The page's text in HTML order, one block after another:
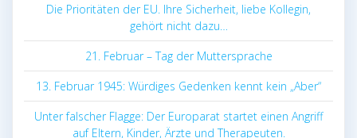
Die Prioritäten der EU. Ihre Sicherheit, liebe Kollegin,
gehört nicht dazu…
21. Februar – Tag der Muttersprache
13. Februar 1945: Würdiges Gedenken kennt kein „Aber“
Unter falscher Flagge: Der Europarat startet einen Angriff
auf Eltern, Kinder, Ärzte und Therapeuten.